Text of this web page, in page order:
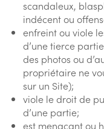
scandaleux,
indécent ou
enfreint ou viole
d’une tierce
des photos ou
propriétaire ne
sur un Site);
viole le droit de
d’une partie;
est menaçant ou